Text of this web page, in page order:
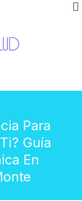
Para
Guía
En